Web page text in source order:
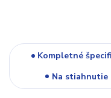
Kompletné
Na stiahnutie